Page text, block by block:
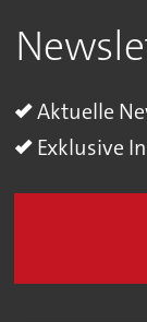
Aktuelle
Exklusive